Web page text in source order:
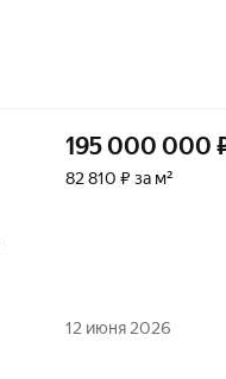
195 000 000
82 810 ₽ за м²
12 июня 2026